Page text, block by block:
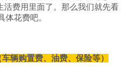
活费用里面了。那么我们就先看
体花费吧。
辆购置费、油费、保险等）